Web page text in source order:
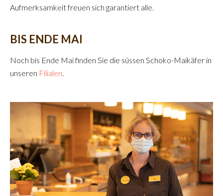
Aufmerksamkeit freuen sich garantiert alle.
BIS ENDE MAI
Noch bis Ende Mai finden Sie die süssen Schoko-Maikäfer in
unseren Filialen.